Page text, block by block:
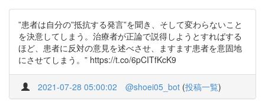
”患者は自分の”抵抗する発言”を聞き、そして変わらないこと
を決意してしまう。治療者が正論で説得しようとすればする
ほど、患者に反対の意見を述べさせ、ますます患者を意固地
にさせてしまう。” https://t.co/6pCITfKcK9
2021-07-28 05:00:02 @shoei05_bot (投稿一覧)